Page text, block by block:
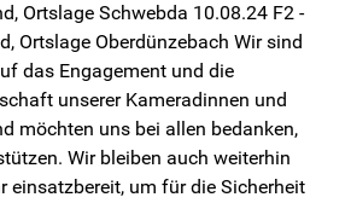
Ortslage Schwebda 10.08.24 F2 -
Ortslage Oberdünzebach Wir sind
das Engagement und die
unserer Kameradinnen und
möchten uns bei allen bedanken,
Wir bleiben auch weiterhin
einsatzbereit, um für die Sicherheit